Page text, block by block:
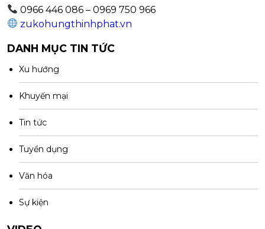
0966 446 086 – 0969 750 966
zukohungthinhphat.vn
DANH MỤC TIN TỨC
Xu hướng
Khuyến mại
Tin tức
Tuyển dụng
Văn hóa
Sự kiện